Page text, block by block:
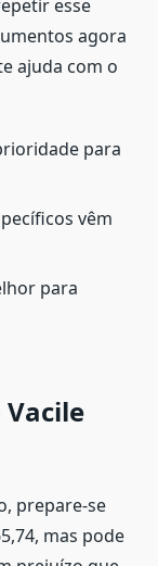
esse
agora
ajuda com o
para
vêm
para
prepare-se
mas pode